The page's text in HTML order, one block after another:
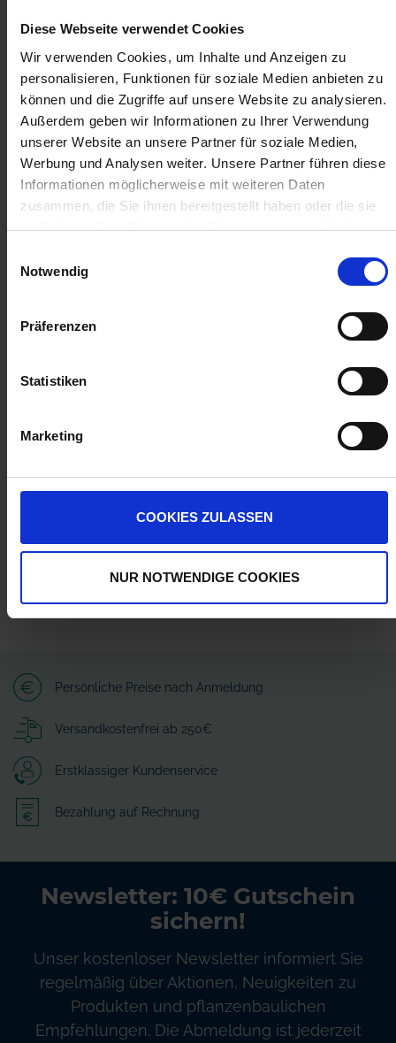
Diese Webseite verwendet Cookies
Wir verwenden Cookies, um Inhalte und Anzeigen zu
personalisieren, Funktionen für soziale Medien anbieten zu
können und die Zugriffe auf unsere Website zu analysieren.
Außerdem geben wir Informationen zu Ihrer Verwendung
unserer Website an unsere Partner für soziale Medien,
Werbung und Analysen weiter. Unsere Partner führen diese
Informationen möglicherweise mit weiteren Daten
zusammen, die Sie ihnen bereitgestellt haben oder die sie
im Rahmen Ihrer Nutzung der Dienste gesammelt haben.
Notwendig
Präferenzen
Statistiken
Marketing
COOKIES ZULASSEN
NUR NOTWENDIGE COOKIES
6,88 € / St
6,88 €pro 1 Stück
inkl. 19% MwSt.
Auf Lager
Lieferung voraussichtlich
QTY_CONTROL_DECREASE
Wilhelm Fricke SE
27404 Heeslingen
Persönliche Preise nach Anmeldung
Versandkostenfrei ab 250€
Erstklassiger Kundenservice
Bezahlung auf Rechnung
Newsletter: 10€ Gutschein
sichern!
Unser kostenloser Newsletter informiert Sie
regelmäßig über Aktionen, Neuigkeiten zu
Produkten und pflanzenbaulichen
Empfehlungen. Die Abmeldung ist jederzeit